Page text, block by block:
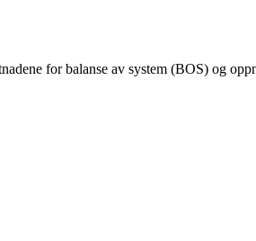
for balanse av system (BOS) og